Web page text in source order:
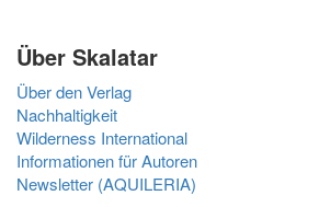
Über Skalatar
Über den Verlag
Nachhaltigkeit
Wilderness International
Informationen für Autoren
Newsletter (AQUILERIA)